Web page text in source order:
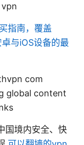
指南，覆盖
与iOS设备的最
com
global content
国境内安全、快